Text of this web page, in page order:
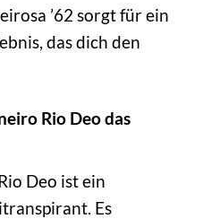
’62 sorgt für ein
das dich den
Rio Deo das
Deo ist ein
Es